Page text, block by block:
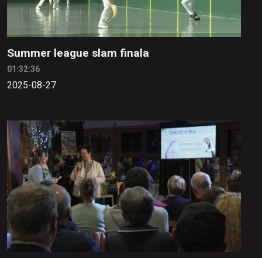
Summer league slam finala
01:32:36
2025-08-27